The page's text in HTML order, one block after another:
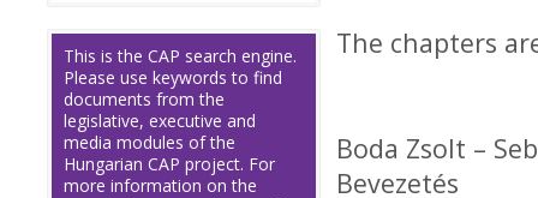
This is the CAP search engine.
Please use keywords to find
documents from the
legislative, executive and
media modules of the
Hungarian CAP project. For
more information on the
The chapters
Boda Zsolt –
Bevezetés